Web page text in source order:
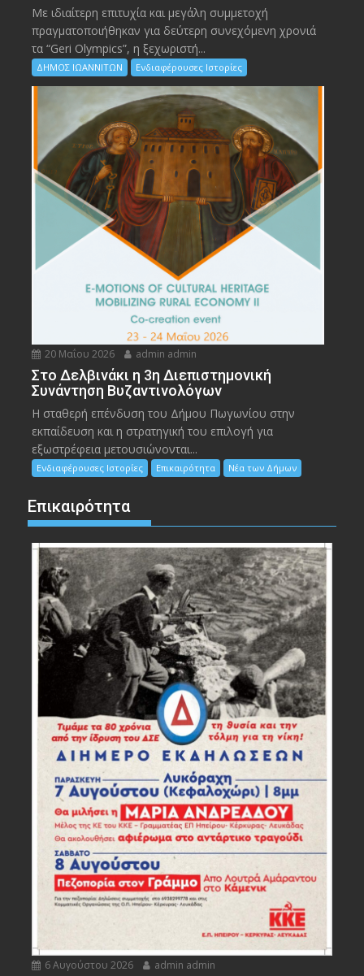
Με ιδιαίτερη επιτυχία και μεγάλη συμμετοχή
πραγματοποιήθηκαν για δεύτερη συνεχόμενη χρονιά
τα “Geri Olympics”, η ξεχωριστή...
ΔΗΜΟΣ ΙΩΑΝΝΙΤΩΝ Ενδιαφέρουσες Ιστορίες
20 Μαΐου 2026 admin admin
Στο Δελβινάκι η 3η Διεπιστημονική
Συνάντηση Βυζαντινολόγων
Η σταθερή επένδυση του Δήμου Πωγωνίου στην
εκπαίδευση και η στρατηγική του επιλογή για
εξωστρέφεια μετουσιώνονται...
Ενδιαφέρουσες Ιστορίες Επικαιρότητα Νέα των Δήμων
Επικαιρότητα
6 Αυγούστου 2026 admin admin